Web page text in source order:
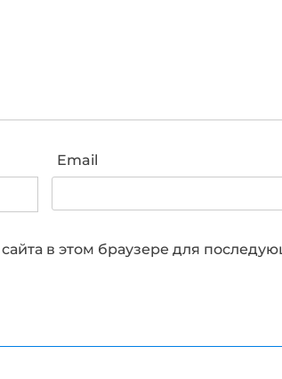
Email
в этом браузере для